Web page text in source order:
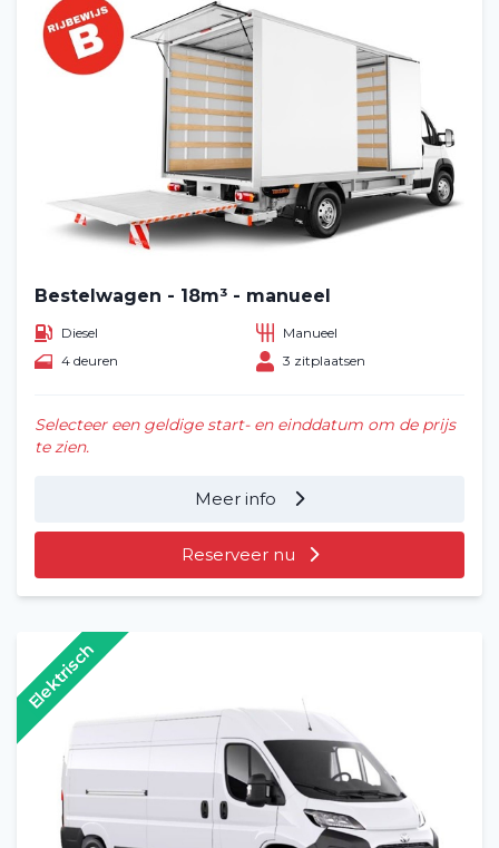
Contact
Bestelwagen - 18m³ - manueel
Diesel
Manueel
4 deuren
3 zitplaatsen
Selecteer een geldige start- en einddatum om de prijs
te zien.
Meer info
Reserveer nu
Elektrisch